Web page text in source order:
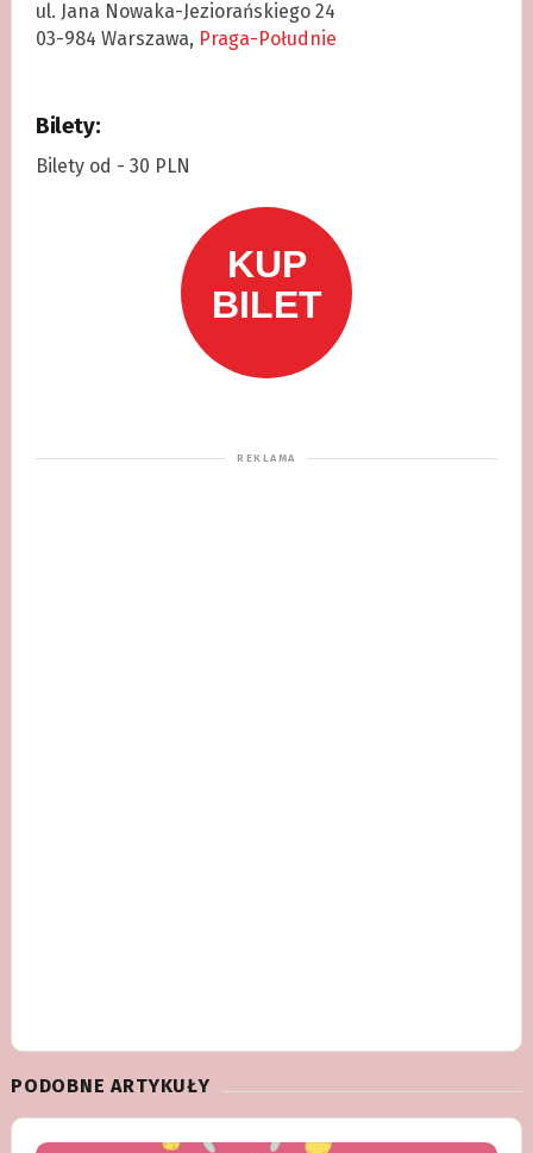
ul. Jana Nowaka-Jeziorańskiego 24
03-984 Warszawa, Praga-Południe
Bilety:
Bilety od - 30 PLN
PODOBNE ARTYKUŁY